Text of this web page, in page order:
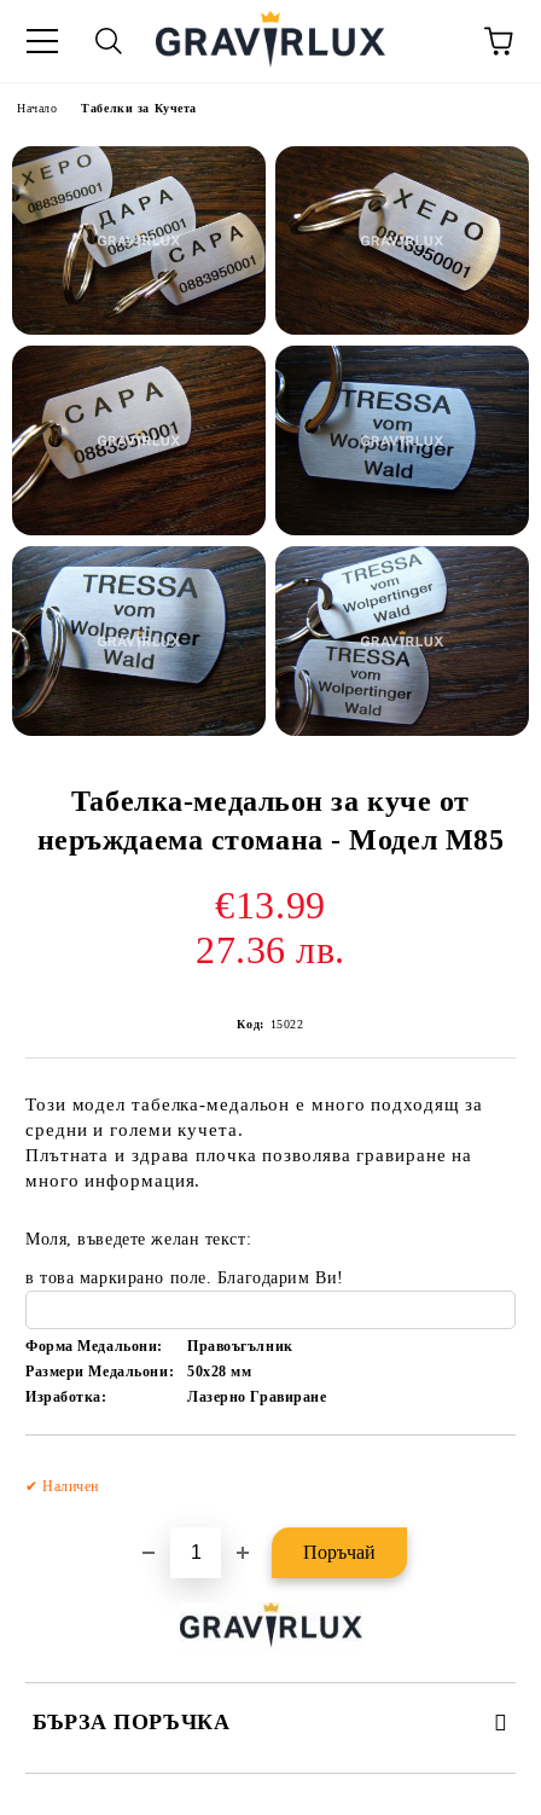
Начало Табелки за Кучета
Табелка-медальон за куче от
неръждаема стомана - Модел М85
€13.99
27.36 лв.
Код: 15022
Този модел табелка-медальон е много подходящ за
средни и големи кучета.
Плътната и здрава плочка позволява гравиране на
много информация.
Моля, въведете желан текст:
в това маркирано поле. Благодарим Ви!
Форма Медальони:
Правоъгълник
Размери Медальони:
50x28мм
Изработка:
Лазерно Гравиране
✔ Наличен
БЪРЗА ПОРЪЧКА